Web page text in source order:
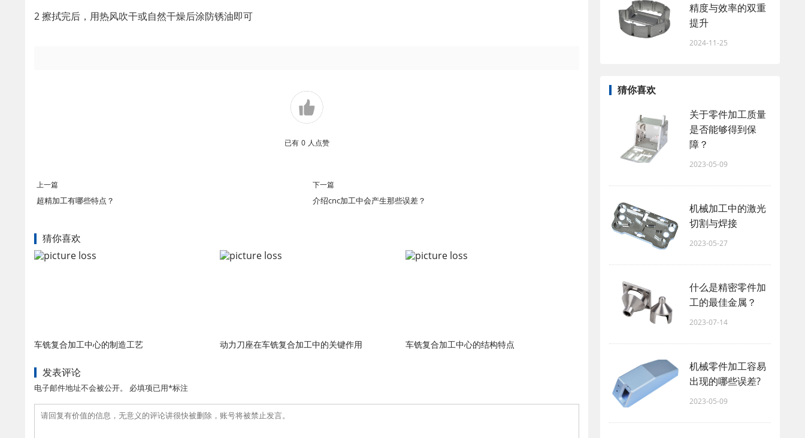
2 擦拭完后，用热风吹干或自然干燥后涂防锈油即可
已有 0 人点赞
上一篇
超精加工有哪些特点？
下一篇
介绍cnc加工中会产生那些误差？
猜你喜欢
车铣复合加工中心的制造工艺 动力刀座在车铣复合加工中的关键作用 车铣复合加工中心的结构特点
发表评论
电子邮件地址不会被公开。 必填项已用*标注
精度与效率的双重
提升
2024-11-25
猜你喜欢
关于零件加工质量
是否能够得到保
障？
2023-05-09
机械加工中的激光
切割与焊接
2023-05-27
什么是精密零件加
工的最佳金属？
2023-07-14
机械零件加工容易
出现的哪些误差?
2023-05-09